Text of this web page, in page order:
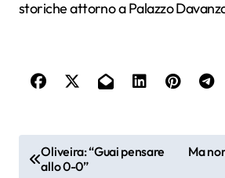
storiche attorno a Palazzo
N Oliveira: “Guai pensare
allo 0-0”
Ma